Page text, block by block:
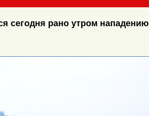
сегодня рано утром нападению